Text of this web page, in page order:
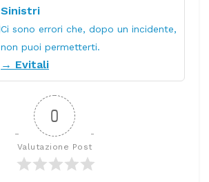
Sinistri
Ci sono errori che, dopo un incidente,
non puoi permetterti.
→ Evitali
0
Valutazione Post